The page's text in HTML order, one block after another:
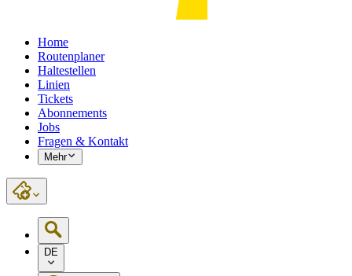
Home
Routenplaner
Haltestellen
Linien
Tickets
Abonnements
Jobs
Fragen & Kontakt
Mehr
DE